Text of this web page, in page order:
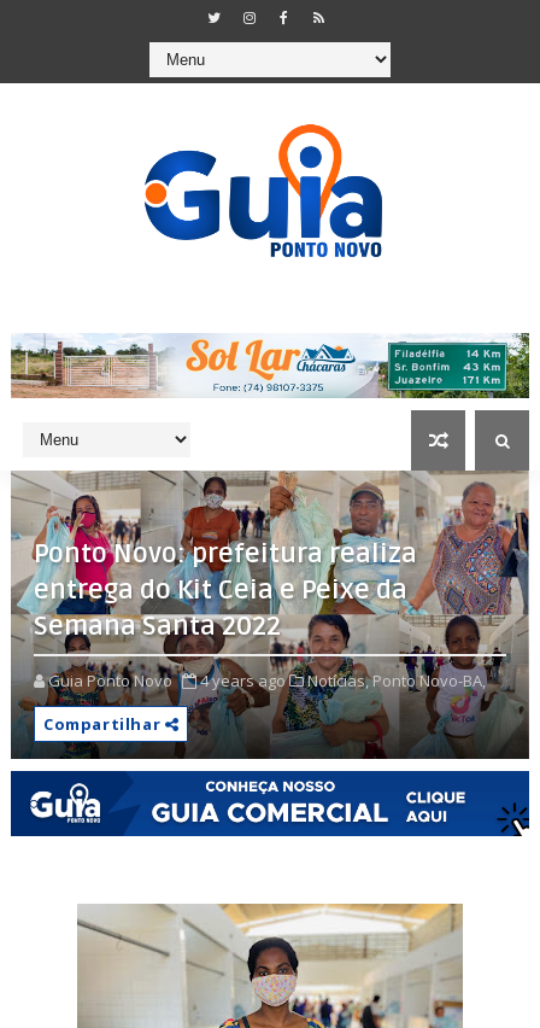
Ponto Novo: prefeitura realiza
entrega do Kit Ceia e Peixe da
Semana Santa 2022
Guia Ponto Novo 4 years ago Notícias, Ponto Novo-BA,
Compartilhar